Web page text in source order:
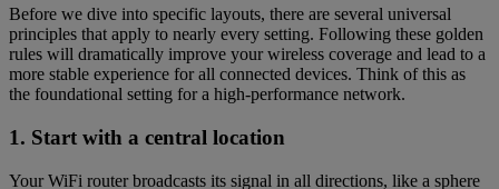
Before we dive into specific layouts, there are several universal
principles that apply to nearly every setting. Following these golden
rules will dramatically improve your wireless coverage and lead to a
more stable experience for all connected devices. Think of this as
the foundational setting for a high-performance network.
1. Start with a central location
Your WiFi router broadcasts its signal in all directions, like a sphere